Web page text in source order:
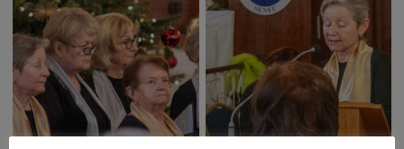
Tradície
Veda
Zvieratá
Súťaž
Pracovné ponuky